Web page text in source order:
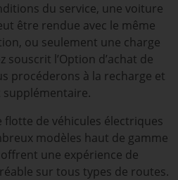
du service, une voiture
être rendue avec le même
ou seulement une charge
souscrit l’Option d’achat de
procéderons à la recharge et
flotte de véhicules électriques
modèles haut de gamme
une expérience de
sur tous types de routes.